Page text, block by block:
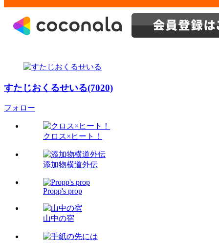
すたじおくるせいる(7020)
フォロー
クロス×ヒート！
添加物横道外伝
Propp's prop
山中の宿